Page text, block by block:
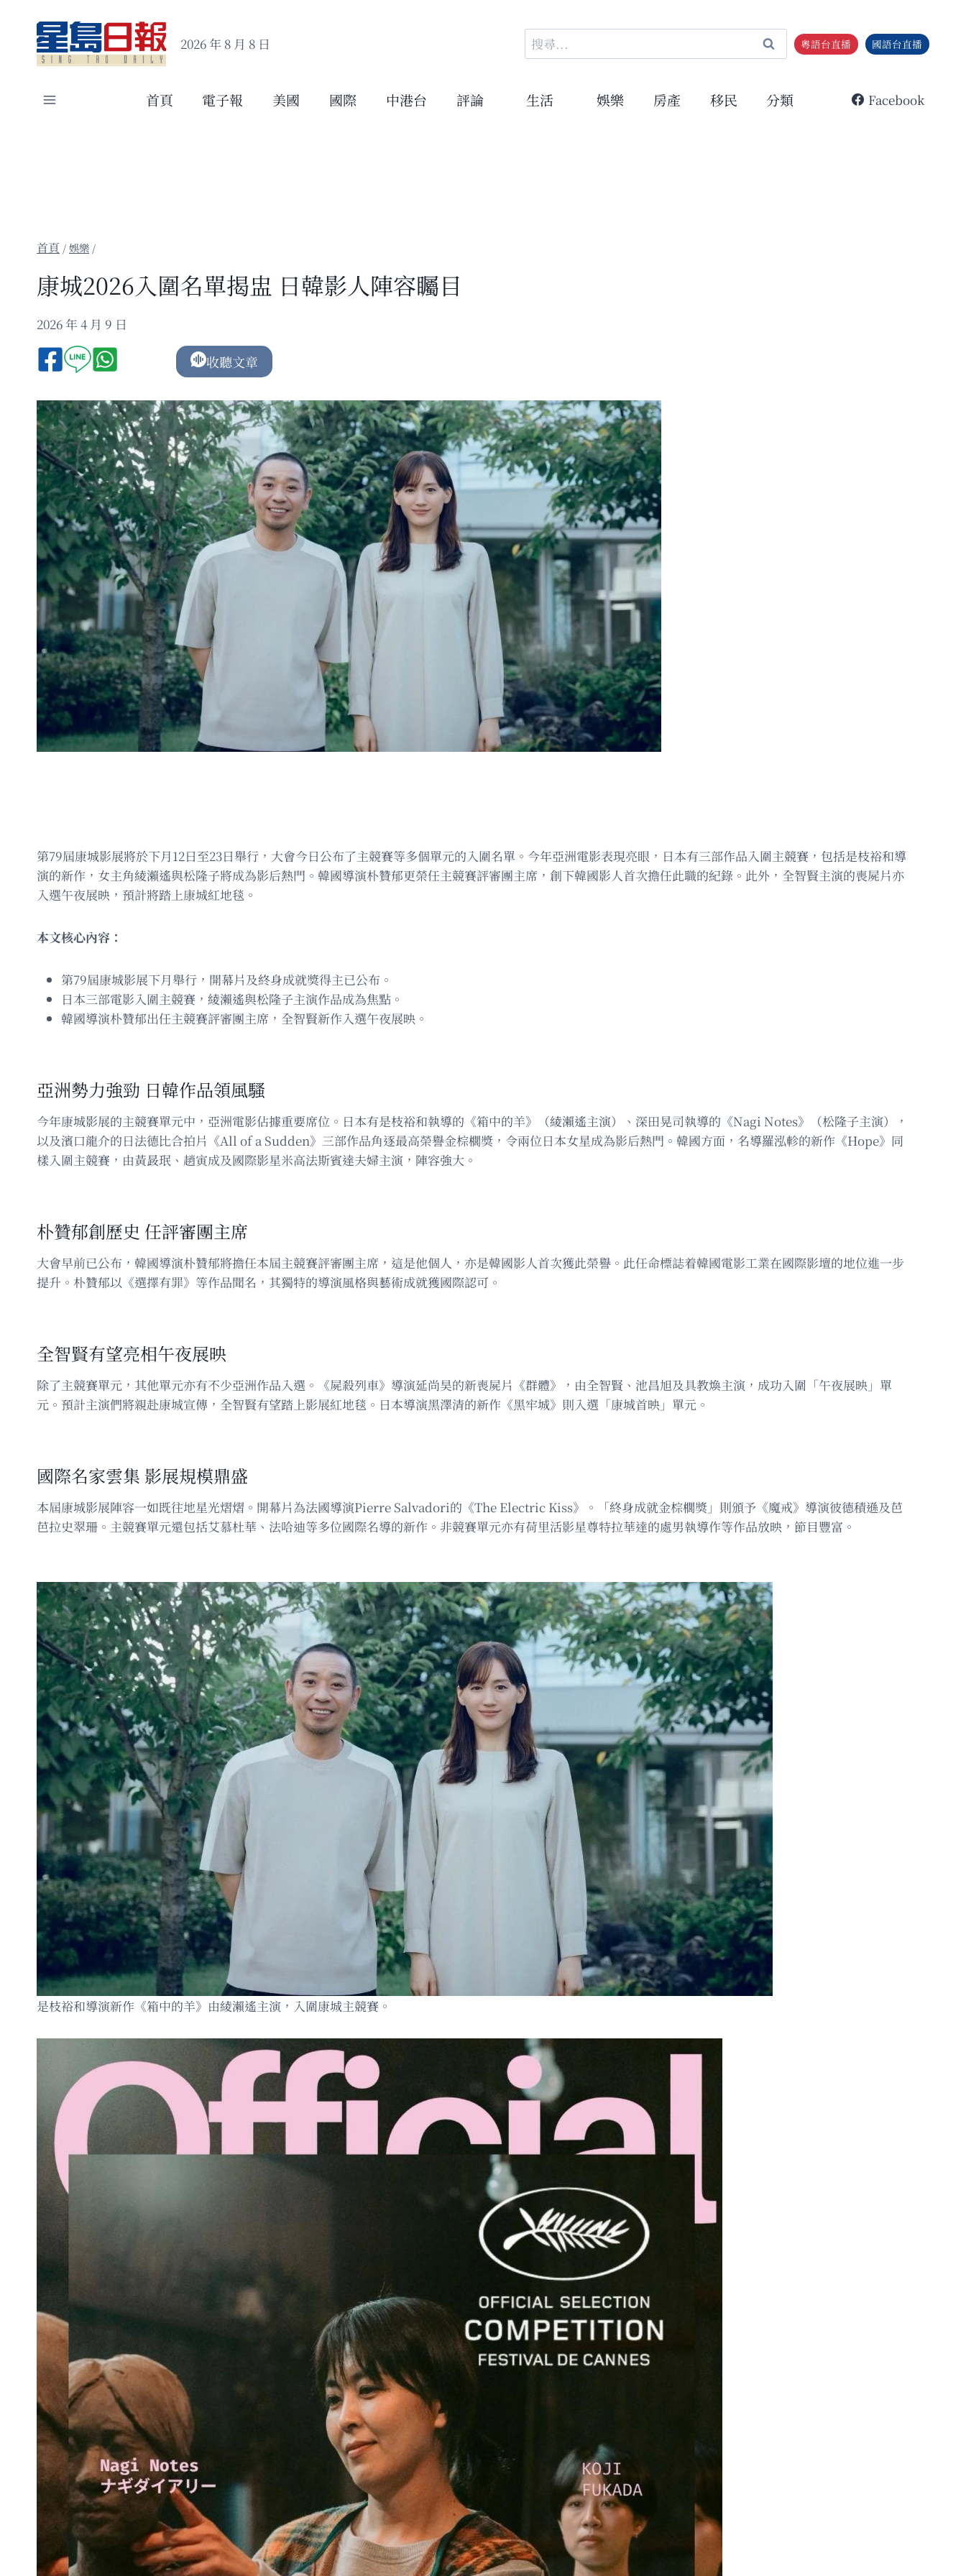
content
2026 年 8 月 8 日
搜
尋
鍵
粵語台直播 國語台直播
首頁 電子報 美國 國際 中港台 評論 生活 娛樂 房產 移民 分類 Facebook
/娛樂 /
康城2026入圍名單揭盅 日韓影人陣容矚目
2026 年 4 月 9 日
收聽文章
第79屆康城影展將於下月12日至23日舉行，大會今日公布了主競賽等多個單元的入圍名單。今年亞洲電影表現亮眼，日本有三部作品入圍主競賽，包括是枝裕和導
演的新作，女主角綾瀨遙與松隆子將成為影后熱門。韓國導演朴贊郁更榮任主競賽評審團主席，創下韓國影人首次擔任此職的紀錄。此外，全智賢主演的喪屍片亦
入選午夜展映，預計將踏上康城紅地毯。
本文核心內容：
第79屆康城影展下月舉行，開幕片及終身成就獎得主已公布。
日本三部電影入圍主競賽，綾瀨遙與松隆子主演作品成為焦點。
韓國導演朴贊郁出任主競賽評審團主席，全智賢新作入選午夜展映。
亞洲勢力強勁 日韓作品領風騷
今年康城影展的主競賽單元中，亞洲電影佔據重要席位。日本有是枝裕和執導的《箱中的羊》（綾瀨遙主演）、深田晃司執導的《Nagi Notes》（松隆子主演），
以及濱口龍介的日法德比合拍片《All of a Sudden》三部作品角逐最高榮譽金棕櫚獎，令兩位日本女星成為影后熱門。韓國方面，名導羅泓軫的新作《Hope》同
樣入圍主競賽，由黃晸珉、趙寅成及國際影星米高法斯賓達夫婦主演，陣容強大。
朴贊郁創歷史 任評審團主席
大會早前已公布，韓國導演朴贊郁將擔任本屆主競賽評審團主席，這是他個人，亦是韓國影人首次獲此榮譽。此任命標誌着韓國電影工業在國際影壇的地位進一步
提升。朴贊郁以《選擇有罪》等作品聞名，其獨特的導演風格與藝術成就獲國際認可。
全智賢有望亮相午夜展映
除了主競賽單元，其他單元亦有不少亞洲作品入選。《屍殺列車》導演延尚昊的新喪屍片《群體》，由全智賢、池昌旭及具教煥主演，成功入圍「午夜展映」單
元。預計主演們將親赴康城宣傳，全智賢有望踏上影展紅地毯。日本導演黑澤清的新作《黑牢城》則入選「康城首映」單元。
國際名家雲集 影展規模鼎盛
本屆康城影展陣容一如既往地星光熠熠。開幕片為法國導演Pierre Salvadori的《The Electric Kiss》。「終身成就金棕櫚獎」則頒予《魔戒》導演彼德積遜及芭
芭拉史翠珊。主競賽單元還包括艾慕杜華、法哈迪等多位國際名導的新作。非競賽單元亦有荷里活影星尊特拉華達的處男執導作等作品放映，節目豐富。
是枝裕和導演新作《箱中的羊》由綾瀨遙主演，入圍康城主競賽。